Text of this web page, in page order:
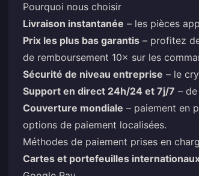
Pourquoi nous choisir
Livraison instantanée – les pièces
Prix les plus bas garantis – profitez
de remboursement 10× sur les
Sécurité de niveau entreprise – le
Support en direct 24h/24 et 7j/7 –
Couverture mondiale – paiement en
options de paiement localisées.
Méthodes de paiement prises en
Cartes et portefeuilles